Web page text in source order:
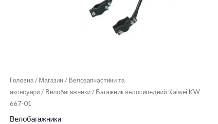
Головна/ Магазин/ Велозапчастини та
аксесуари/ Велобагажники/ Багажник велосипедний Kaiwei KW-
667-01
Велобагажники